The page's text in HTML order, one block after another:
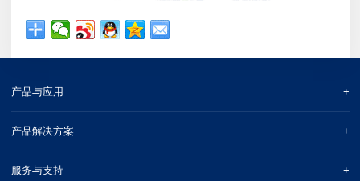
产品与应用
产品解决方案
服务与支持